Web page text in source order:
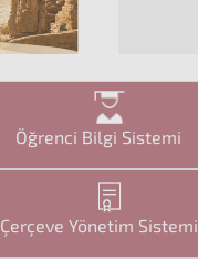
Öğrenci Bilgi Sistemi
Çerçeve Yönetim Sistemi